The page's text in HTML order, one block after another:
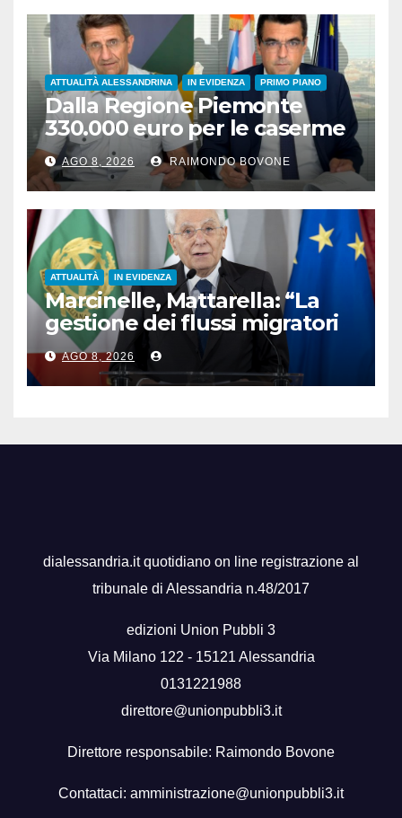
ATTUALITÀ ALESSANDRINA IN EVIDENZA PRIMO PIANO
Dalla Regione Piemonte
330.000 euro per le caserme
della Guardia di Finanza
AGO 8, 2026 RAIMONDO BOVONE
ATTUALITÀ IN EVIDENZA
Marcinelle, Mattarella: “La
gestione dei flussi migratori
rispetti la dignità delle
persone”
AGO 8, 2026
dialessandria.it quotidiano on line registrazione al
tribunale di Alessandria n.48/2017
edizioni Union Pubbli 3
Via Milano 122 - 15121 Alessandria
0131221988
direttore@unionpubbli3.it
Direttore responsabile: Raimondo Bovone
Contattaci: amministrazione@unionpubbli3.it